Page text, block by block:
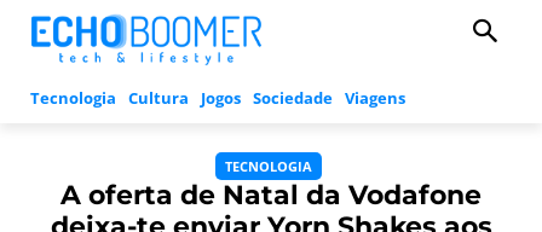
Tecnologia Cultura Jogos Sociedade Viagens
TECNOLOGIA
A oferta de Natal da Vodafone